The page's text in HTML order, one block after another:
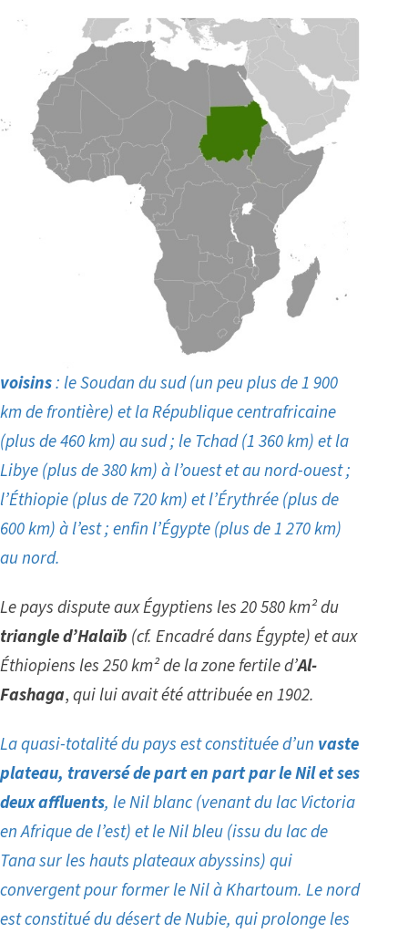
voisins: le Soudan du sud (un peu plus de 1 900
km de frontière) et la République centrafricaine
(plus de 460 km) au sud ; le Tchad (1 360 km) et la
Libye (plus de 380 km) à l’ouest et au nord-ouest ;
l’Éthiopie (plus de 720 km) et l’Érythrée (plus de
600 km) à l’est ; enfin l’Égypte (plus de1 270 km)
au nord.
Le pays dispute aux Égyptiens les 20 580 km² du
triangle d’Halaïb (cf. Encadré dansÉgypte)et aux
Éthiopiens les 250 km² de la zone fertiled’Al-
Fashaga,qui lui avait été attribuée en 1902.
La quasi-totalité du pays est constituée d’un vaste
plateau, traversé de part en part par le Nil et ses
deux affluents, le Nil blanc (venant du lac Victoria
en Afrique de l’est) et le Nil bleu (issu du lac de
Tana sur les hauts plateaux abyssins) qui
convergent pour former le Nil à Khartoum. Le nord
est constitué du désert de Nubie, qui prolonge les